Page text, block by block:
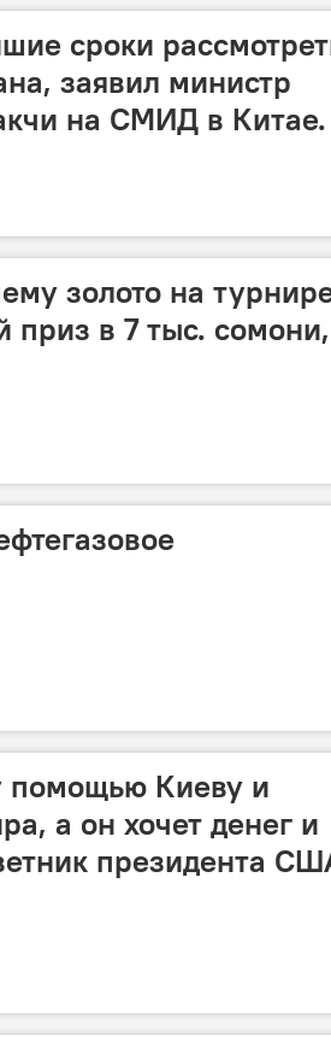
сроки
заявил министр
на СМИД в Китае.
золото на
приз в 7 тыс. сомони,
помощью Киеву и
а он хочет денег и
президента